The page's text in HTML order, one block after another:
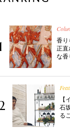
香り
正直
な香
【
石
る